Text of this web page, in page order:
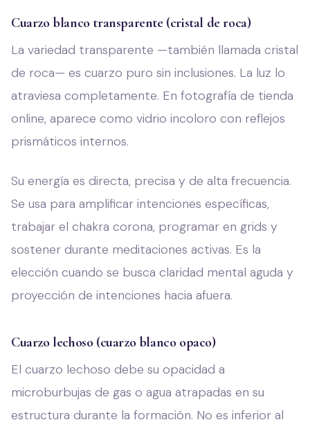
Cuarzo blanco transparente (cristal de roca)
La variedad transparente —también llamada cristal
de roca— es cuarzo puro sin inclusiones. La luz lo
atraviesa completamente. En fotografía de tienda
online, aparece como vidrio incoloro con reflejos
prismáticos internos.
Su energía es directa, precisa y de alta frecuencia.
Se usa para amplificar intenciones específicas,
trabajar el chakra corona, programar en grids y
sostener durante meditaciones activas. Es la
elección cuando se busca claridad mental aguda y
proyección de intenciones hacia afuera.
Cuarzo lechoso (cuarzo blanco opaco)
El cuarzo lechoso debe su opacidad a
microburbujas de gas o agua atrapadas en su
estructura durante la formación. No es inferior al